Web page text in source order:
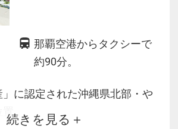
那覇空港からタクシーで
約90分。
」に認定された沖縄県北部・や
置。
続きを見る